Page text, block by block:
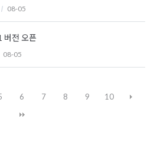
08-05
버전 오픈
08-05
6 7 8 9 10